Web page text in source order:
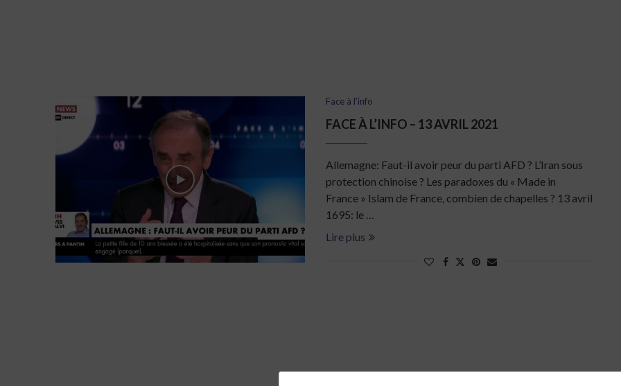
Face à l'info
FACE À L’INFO – 13 AVRIL 2021
Allemagne: Faut-il avoir peur du parti AFD ? L’Iran sous
protection chinoise ? Les paradoxes du « Made in
France » Islam de France, combien de chapelles ? 13 avril
1695: le …
Lire plus